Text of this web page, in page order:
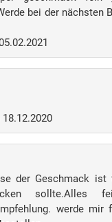
bei der nächsten
der Geschmack
sollte.Alles
werde mir